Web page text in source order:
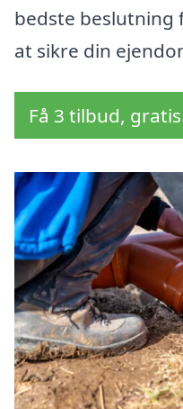
bedste beslutning
at sikre din
Få 3 tilbud,